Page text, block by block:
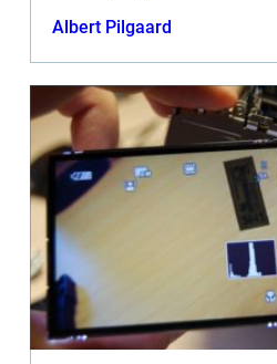
Albert Pilgaard